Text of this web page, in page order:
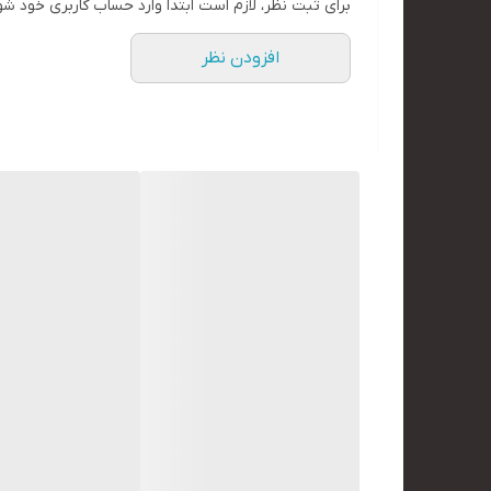
برای ثبت نظر، لازم است ابتدا وارد حساب کاربری خود
افزودن نظر